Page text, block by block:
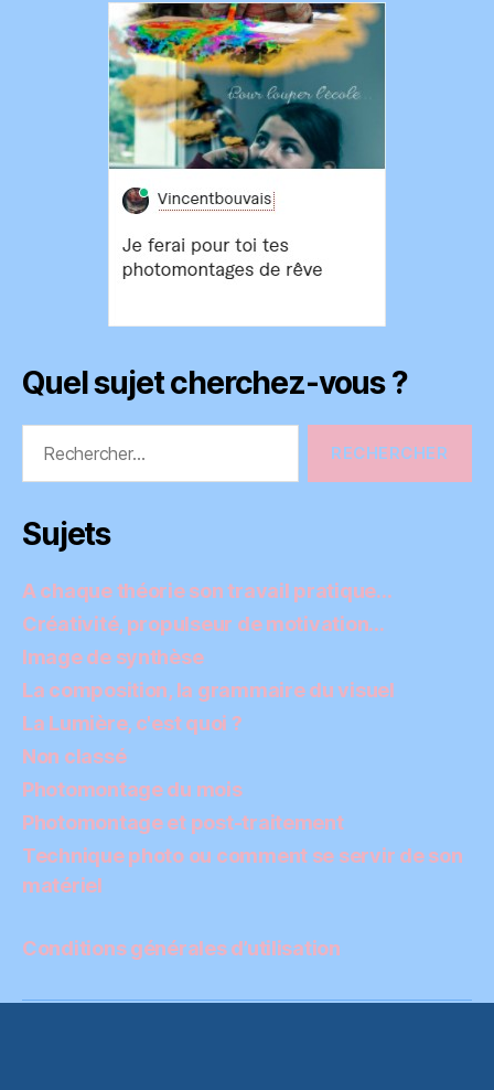
Quel sujet cherchez-vous ?
Sujets
A chaque théorie son travail pratique…
Créativité, propulseur de motivation…
Image de synthèse
La composition, la grammaire du visuel
La Lumière, c'est quoi ?
Non classé
Photomontage du mois
Photomontage et post-traitement
Technique photo ou comment se servir de son
matériel
Conditions générales d’utilisation